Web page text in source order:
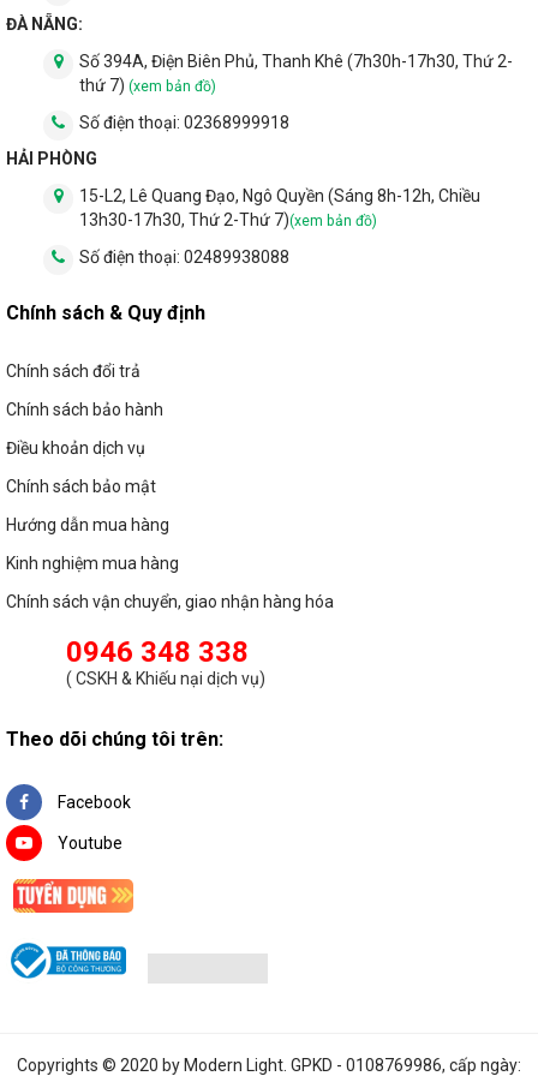
Phù hợp cho những khu vực nhà phố, nhà ở gia đình hay công
trình biệt thự, showroom trưng bày mua bán sản phẩm, hay
trong các văn phòng làm việc, siêu thị, trường học, bệnh viện...
ĐÀ NẴNG:
Số 394A, Điện Biên Phủ, Thanh Khê (7h30h-17h30, Thứ 2-
thứ 7) (xem bản đồ)
Số điện thoại: 02368999918
HẢI PHÒNG
15-L2, Lê Quang Đạo, Ngô Quyền (Sáng 8h-12h, Chiều
13h30-17h30, Thứ 2-Thứ 7)(xem bản đồ)
Số điện thoại: 02489938088
Chính sách & Quy định
Chính sách đổi trả
Chính sách bảo hành
Điều khoản dịch vụ
Chính sách bảo mật
Hướng dẫn mua hàng
Kinh nghiệm mua hàng
Chính sách vận chuyển, giao nhận hàng hóa
0946 348 338
( CSKH & Khiếu nại dịch vụ)
Theo dõi chúng tôi trên:
Facebook
Youtube
Copyrights © 2020 by Modern Light . GPKD - 0108769986, cấp ngày: